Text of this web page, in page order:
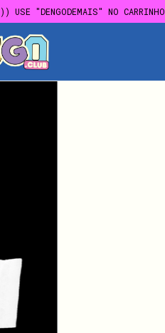
USE "DENGODEMAIS" NO CARRINHO
ACIMA DE R$300,00
USE "DENGODEMAIS" NO CARRINHO